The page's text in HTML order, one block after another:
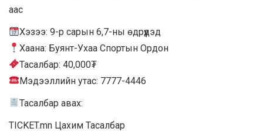
аас
Хэзээ: 9-р сарын 6,7-ны өдрүүдэд
Хаана: Буянт-Ухаа Спортын Ордон
Тасалбар: 40,000₮
Мэдээллийн утас: 7777-4446
Тасалбар авах:
TICKET.mn Цахим Тасалбар